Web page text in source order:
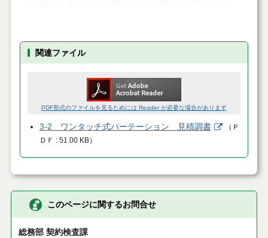
関連ファイル
PDF形式のファイルを見るためには Reader が必要な場合があります
3-2 ワンタッチ式パーテーション 見積調書 （ Ｐ
ＤＦ
51.00 KB）
このページに関するお問合せ
総務部 契約検査課